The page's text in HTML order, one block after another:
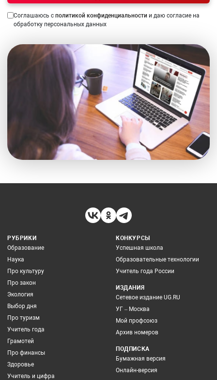
Соглашаюсь с политикой конфиденциальности и даю согласие на
обработку персональных данных
РУБРИКИ
Образование
Наука
Про культуру
Про закон
Экология
Выбор дня
Про туризм
Учитель года
Грамотей
Про финансы
Здоровье
Учитель и цифра
КОНКУРСЫ
Успешная школа
Образовательные технологии
Учитель года России
ИЗДАНИЯ
Сетевое издание UG.RU
УГ – Москва
Мой профсоюз
Архив номеров
ПОДПИСКА
Бумажная версия
Онлайн-версия